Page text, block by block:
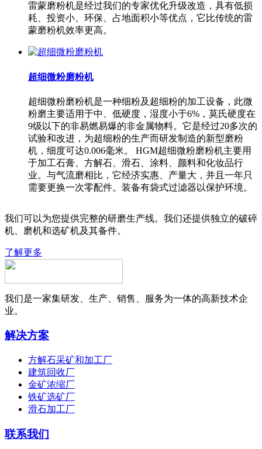
雷蒙磨粉机是经过我们的专家优化升级改造，具有低损
耗、投资小、环保、占地面积小等优点，它比传统的雷
蒙磨粉机效率更高。
超细微粉磨粉机
超细微粉磨粉机是一种细粉及超细粉的加工设备，此微
粉磨主要适用于中、低硬度，湿度小于6%，莫氏硬度在
9级以下的非易燃易爆的非金属物料。它是经过20多次的
试验和改进，为超细粉的生产而研发制造的新型磨粉
机，细度可达0.006毫米。 HGM超细微粉磨粉机主要用
于加工石膏、方解石、滑石、涂料、颜料和化妆品行
业。与气流磨相比，它经济实惠、产量大，并且一年只
需要更换一次零配件。装备有袋式过滤器以保护环境。
我们可以为您提供完整的研磨生产线。我们还提供独立的破碎
机、磨机和选矿机及其备件。
了解更多
我们是一家集研发、生产、销售、服务为一体的高新技术企
业。
解决方案
方解石采矿和加工厂
建筑回收厂
金矿浓缩厂
铁矿选矿厂
滑石加工厂
联系我们